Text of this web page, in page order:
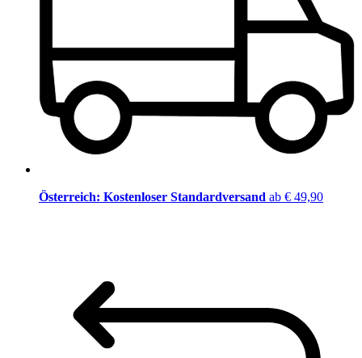
Österreich: Kostenloser Standardversand ab € 49,90